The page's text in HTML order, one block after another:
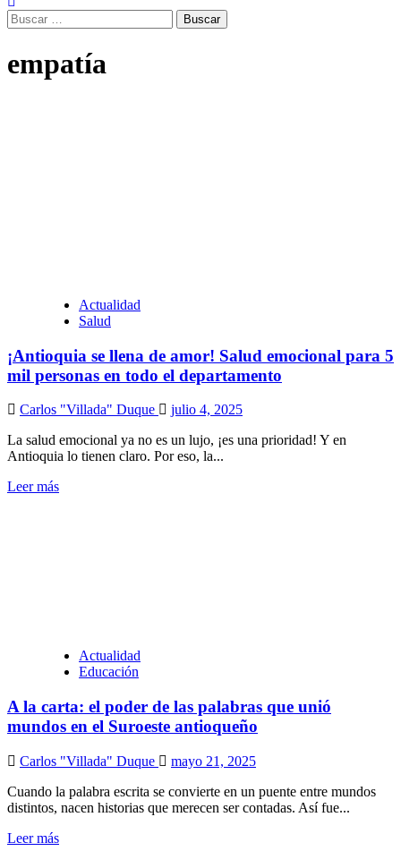
Buscar:
empatía
Actualidad
Salud
¡Antioquia se llena de amor! Salud emocional para 5
mil personas en todo el departamento
Carlos "Villada" Duque
julio 4, 2025
La salud emocional ya no es un lujo, ¡es una prioridad! Y en
Antioquia lo tienen claro. Por eso, la...
Leer más
Actualidad
Educación
A la carta: el poder de las palabras que unió
mundos en el Suroeste antioqueño
Carlos "Villada" Duque
mayo 21, 2025
Cuando la palabra escrita se convierte en un puente entre mundos
distintos, nacen historias que merecen ser contadas. Así fue...
Leer más